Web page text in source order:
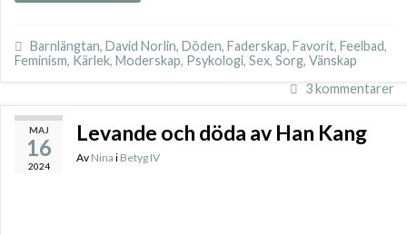
Barnlängtan, David Norlin, Döden, Faderskap, Favorit, Feelbad,
Feminism, Kärlek, Moderskap, Psykologi, Sex, Sorg, Vänskap
3 kommentarer
MAJ
16
2024
Levande och döda av Han Kang
Av Nina i Betyg IV